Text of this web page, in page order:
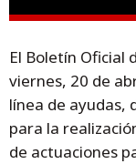
El Boletín Oficial
viernes, 20 de
línea de ayudas,
para la
de actuaciones